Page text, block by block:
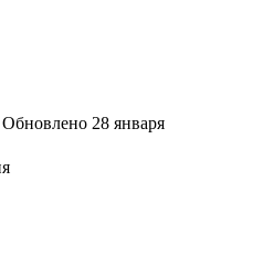
Обновлено 28 января